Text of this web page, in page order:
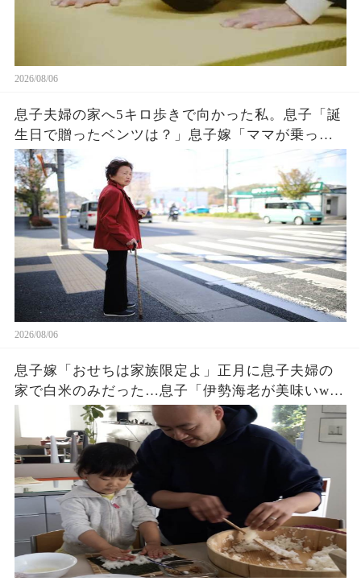
2026/08/06
息子夫婦の家へ5キロ歩きで向かった私。息子「誕
生日で贈ったベンツは？」息子嫁「ママが乗って
るわ！お義母さんは若いから不要でしょw」息子
「はぁ…そうか…」→1週間後、息子嫁は青ざめ地
獄へw
2026/08/06
息子嫁「おせちは家族限定よ」正月に息子夫婦の
家で白米のみだった…息子「伊勢海老が美味いw」
夫「家に戻ろう」私「はい」→翌日、息子夫婦か
ら300件の鬼電が…w